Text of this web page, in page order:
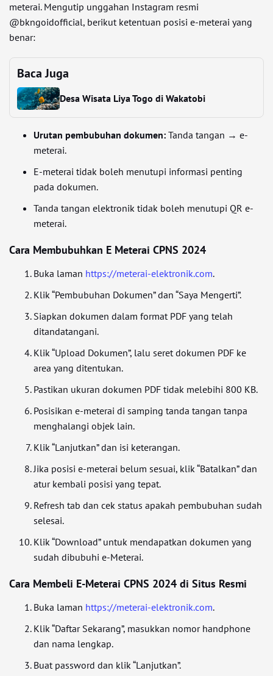
meterai. Mengutip unggahan Instagram resmi
@bkngoidofficial, berikut ketentuan posisi e-meterai yang
benar:
Baca Juga
Desa Wisata Liya Togo di Wakatobi
Urutan pembubuhan dokumen: Tanda tangan → e-
meterai.
E-meterai tidak boleh menutupi informasi penting
pada dokumen.
Tanda tangan elektronik tidak boleh menutupi QR e-
meterai.
Cara Membubuhkan E Meterai CPNS 2024
Buka laman https://meterai-elektronik.com.
Klik “Pembubuhan Dokumen” dan “Saya Mengerti”.
Siapkan dokumen dalam format PDF yang telah
ditandatangani.
Klik “Upload Dokumen”, lalu seret dokumen PDF ke
area yang ditentukan.
Pastikan ukuran dokumen PDF tidak melebihi 800 KB.
Posisikan e-meterai di samping tanda tangan tanpa
menghalangi objek lain.
Klik “Lanjutkan” dan isi keterangan.
Jika posisi e-meterai belum sesuai, klik “Batalkan” dan
atur kembali posisi yang tepat.
Refresh tab dan cek status apakah pembubuhan sudah
selesai.
Klik “Download” untuk mendapatkan dokumen yang
sudah dibubuhi e-Meterai.
Cara Membeli E-Meterai CPNS 2024 di Situs Resmi
Buka laman https://meterai-elektronik.com.
Klik “Daftar Sekarang”, masukkan nomor handphone
dan nama lengkap.
Buat password dan klik “Lanjutkan”.